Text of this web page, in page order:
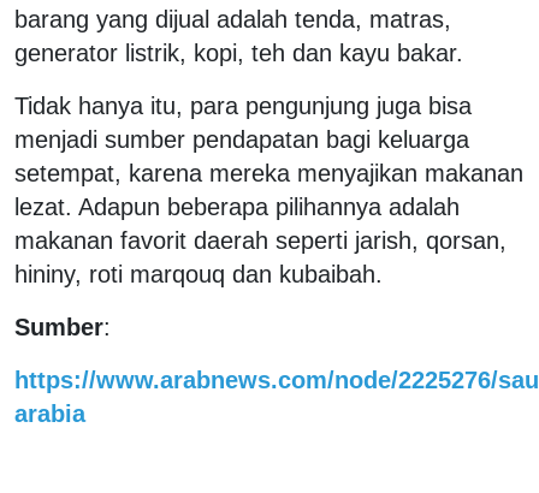
barang yang dijual adalah tenda, matras,
generator listrik, kopi, teh dan kayu bakar.
Tidak hanya itu, para pengunjung juga bisa
menjadi sumber pendapatan bagi keluarga
setempat, karena mereka menyajikan makanan
lezat. Adapun beberapa pilihannya adalah
makanan favorit daerah seperti jarish, qorsan,
hininy, roti marqouq dan kubaibah.
Sumber:
https://www.arabnews.com/node/2225276/
arabia